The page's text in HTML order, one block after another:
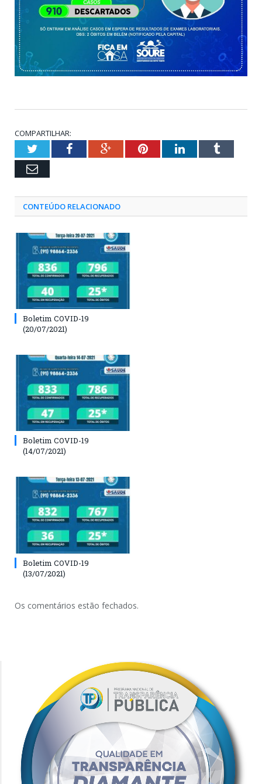
COMPARTILHAR:
TwitterFacebookGoogle+PinterestLinkedInTumblr
Email
CONTEÚDO RELACIONADO
Boletim COVID-19
(20/07/2021)
Boletim COVID-19
(14/07/2021)
Boletim COVID-19
(13/07/2021)
Os comentários estão fechados.